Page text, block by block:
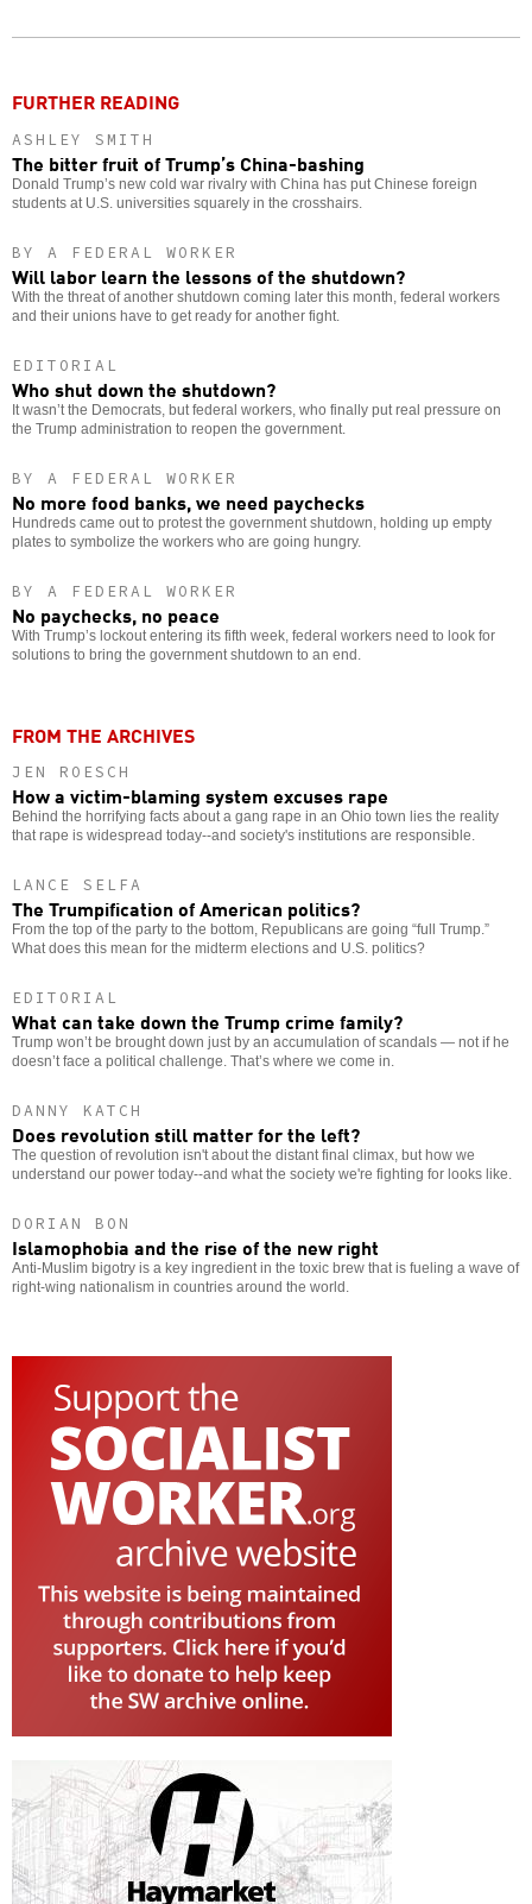
FURTHER READING
ASHLEY SMITH
The bitter fruit of Trump’s China-bashing
Donald Trump’s new cold war rivalry with China has put Chinese foreign
students at U.S. universities squarely in the crosshairs.
BY A FEDERAL WORKER
Will labor learn the lessons of the shutdown?
With the threat of another shutdown coming later this month, federal workers
and their unions have to get ready for another fight.
EDITORIAL
Who shut down the shutdown?
It wasn’t the Democrats, but federal workers, who finally put real pressure on
the Trump administration to reopen the government.
BY A FEDERAL WORKER
No more food banks, we need paychecks
Hundreds came out to protest the government shutdown, holding up empty
plates to symbolize the workers who are going hungry.
BY A FEDERAL WORKER
No paychecks, no peace
With Trump’s lockout entering its fifth week, federal workers need to look for
solutions to bring the government shutdown to an end.
FROM THE ARCHIVES
JEN ROESCH
How a victim-blaming system excuses rape
Behind the horrifying facts about a gang rape in an Ohio town lies the reality
that rape is widespread today--and society's institutions are responsible.
LANCE SELFA
The Trumpification of American politics?
From the top of the party to the bottom, Republicans are going “full Trump.”
What does this mean for the midterm elections and U.S. politics?
EDITORIAL
What can take down the Trump crime family?
Trump won’t be brought down just by an accumulation of scandals — not if he
doesn’t face a political challenge. That’s where we come in.
DANNY KATCH
Does revolution still matter for the left?
The question of revolution isn't about the distant final climax, but how we
understand our power today--and what the society we're fighting for looks like.
DORIAN BON
Islamophobia and the rise of the new right
Anti-Muslim bigotry is a key ingredient in the toxic brew that is fueling a wave of
right-wing nationalism in countries around the world.